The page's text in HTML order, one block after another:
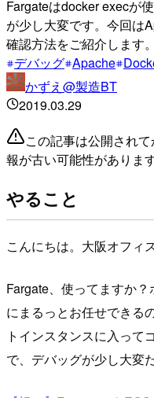
Fargateはdocker execが
が少し大変です。今回は
確認方法をご紹介します。
デバッグ Apache
かずえ@製造BT
2019.03.29
この記事は公開され
報が古い可能性がありま
やること
こんにちは。大阪オフィ
Fargate、使ってますか
にまるっとお任せできる
トインスタンスに入って
で、デバッグが少し大変